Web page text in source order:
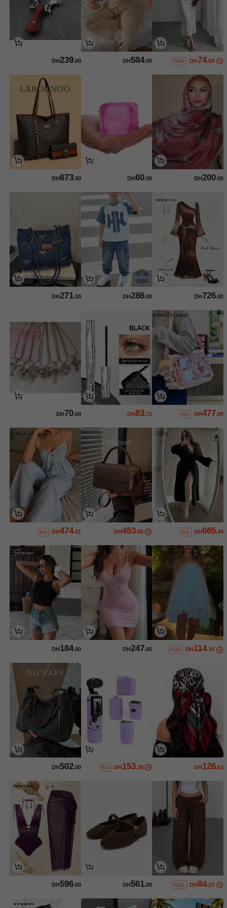
DH74.59
%60-
DH584.00
DH239.00
DH200.00
DH60.00
DH673.00
DH726.00
DH286.00
DH271.00
DH477.88
%1-
DH83.72
DH70.00
DH665.44
%1-
DH453.60
DH474.41
%1-
DH 114.18
%32-
DH247.00
DH 184.00
DH126.63
DH153.29
%2-
DH502.00
DH84.23
%10-
DH561.00
DH596.00